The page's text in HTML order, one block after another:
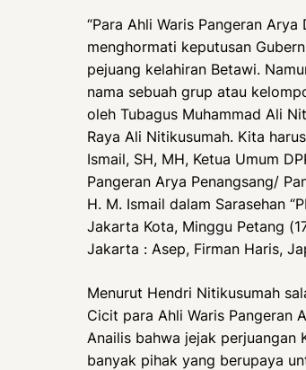
“Para Ahli Waris Pangeran
menghormati keputusan
pejuang kelahiran Betawi.
nama sebuah grup atau
oleh Tubagus Muhammad Ali
Raya Ali Nitikusumah. Kita
Ismail, SH, MH, Ketua Umum
Pangeran Arya Penangsang/
H. M. Ismail dalam Sarasehan
Jakarta Kota, Minggu Petang
Jakarta : Asep, Firman Haris,
Menurut Hendri Nitikusumah
Cicit para Ahli Waris Pangeran
Anailis bahwa jejak perjuangan
banyak pihak yang berupaya